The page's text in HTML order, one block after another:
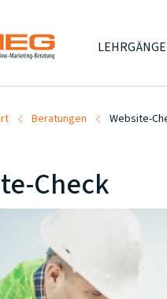
LEHRGÄNGE
Beratungen Website-
Check